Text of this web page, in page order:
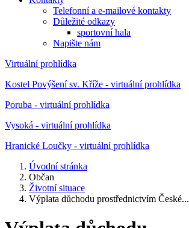
Telefonní a e-mailové kontakty
Důležité odkazy
sportovní hala
Napište nám
Virtuální prohlídka
Kostel Povýšení sv. Kříže - virtuální prohlídka
Poruba - virtuální prohlídka
Vysoká - virtuální prohlídka
Hranické Loučky - virtuální prohlídka
Úvodní stránka
Občan
Životní situace
Výplata důchodu prostřednictvím České...